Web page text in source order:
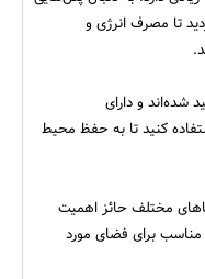
تا مصرف انرژی و
شده‌اند و دارای
کنید تا به حفظ محیط
مختلف حائز اهمیت
مناسب برای فضای مورد